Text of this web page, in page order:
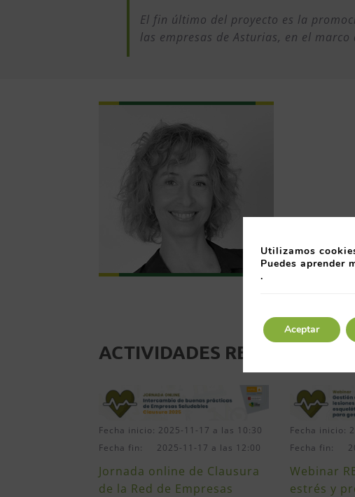
El fin último del proyecto es la
las empresas de Asturias, en el
ACTIVIDADES
Fecha inicio: 2025-11-17 a las 10:30
Fecha fin: 2025-11-17 a las 12:00
Jornada online de Clausura
de la Red de Empresas
Fecha inicio:
Fecha fin:
Webinar
estrés y
Utilizamos
Puedes aprender
.
Aceptar